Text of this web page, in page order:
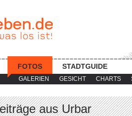
GALERIEN GESICHT CHARTS
FOTOS STADTGUIDE
aus Urbar